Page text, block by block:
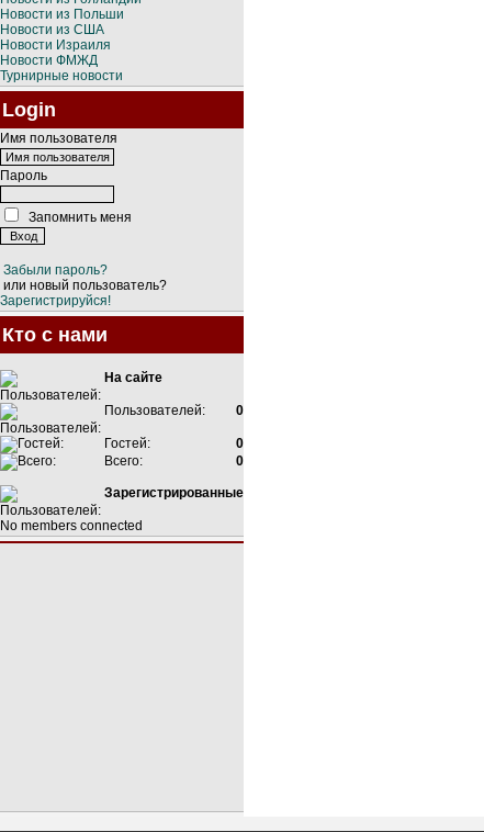
Новости из Польши
Новости из США
Новости Израиля
Новости ФМЖД
Турнирные новости
Login
Имя пользователя
Пароль
Запомнить меня
Забыли пароль?
или новый пользователь?
Зарегистрируйся!
Кто с нами
На сайте
Пользователей: 0
Гостей:
0
Всего:
0
Зарегистрированные
No members connected